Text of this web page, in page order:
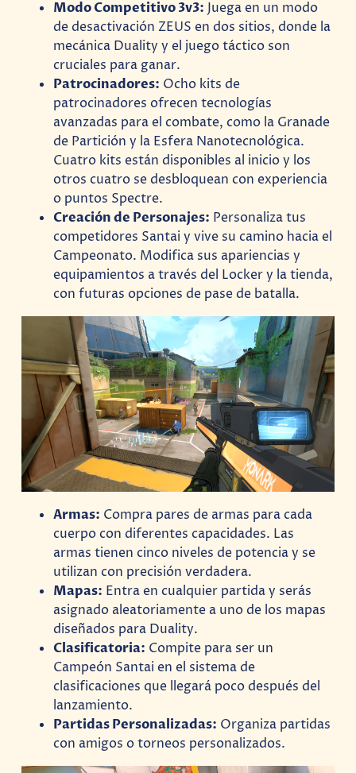
Modo Competitivo 3v3: Juega en un modo
de desactivación ZEUS en dos sitios, donde la
mecánica Duality y el juego táctico son
cruciales para ganar.
Patrocinadores: Ocho kits de
patrocinadores ofrecen tecnologías
avanzadas para el combate, como la Granade
de Partición y la Esfera Nanotecnológica.
Cuatro kits están disponibles al inicio y los
otros cuatro se desbloquean con experiencia
o puntos Spectre.
Creación de Personajes: Personaliza tus
competidores Santai y vive su camino hacia el
Campeonato. Modifica sus apariencias y
equipamientos a través del Locker y la tienda,
con futuras opciones de pase de batalla.
Armas: Compra pares de armas para cada
cuerpo con diferentes capacidades. Las
armas tienen cinco niveles de potencia y se
utilizan con precisión verdadera.
Mapas: Entra en cualquier partida y serás
asignado aleatoriamente a uno de los mapas
diseñados para Duality.
Clasificatoria: Compite para ser un
Campeón Santai en el sistema de
clasificaciones que llegará poco después del
lanzamiento.
Partidas Personalizadas: Organiza partidas
con amigos o torneos personalizados.